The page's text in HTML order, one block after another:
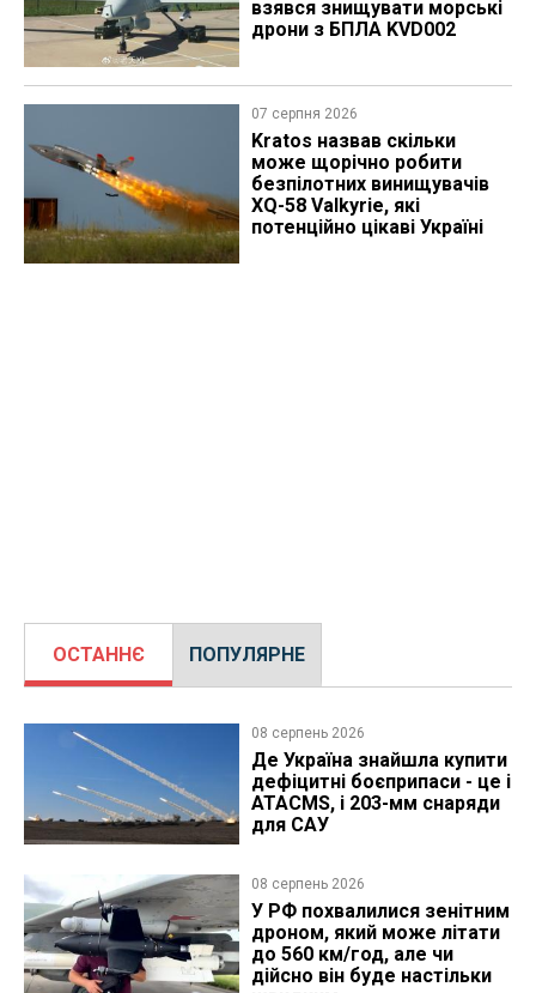
взявся знищувати морські
дрони з БПЛА KVD002
07 серпня 2026
Kratos назвав скільки
може щорічно робити
безпілотних винищувачів
XQ-58 Valkyrie, які
потенційно цікаві Україні
ОСТАННЄ ПОПУЛЯРНЕ
08 серпень 2026
Де Україна знайшла купити
дефіцитні боєприпаси - це і
ATACMS, і 203-мм снаряди
для САУ
08 серпень 2026
У РФ похвалилися зенітним
дроном, який може літати
до 560 км/год, але чи
дійсно він буде настільки